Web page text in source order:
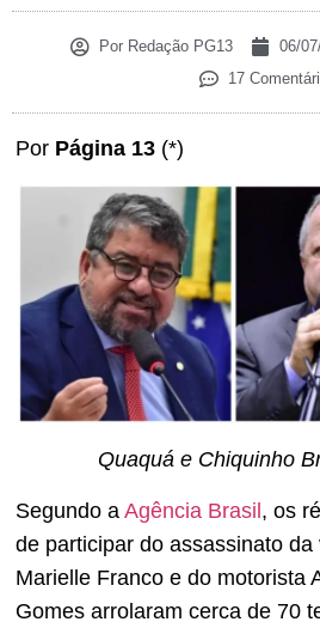
PorRedação PG13 06/
17
Por Página 13 (*)
Quaquá e Chiquinho
Segundo a Agência Brasil, os
de participar do assassinato da
Marielle Franco e do motorista
Gomes arrolaram cerca de 70